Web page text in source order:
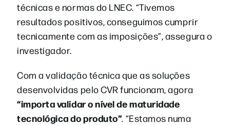
técnicas e normas do LNEC. “Tivemos
resultados positivos, conseguimos cumprir
tecnicamente com as imposições”, assegura o
investigador.
Com a validação técnica que as soluções
desenvolvidas pelo CVR funcionam, agora
“importa validar o nível de maturidade
tecnológica do produto”. “Estamos numa